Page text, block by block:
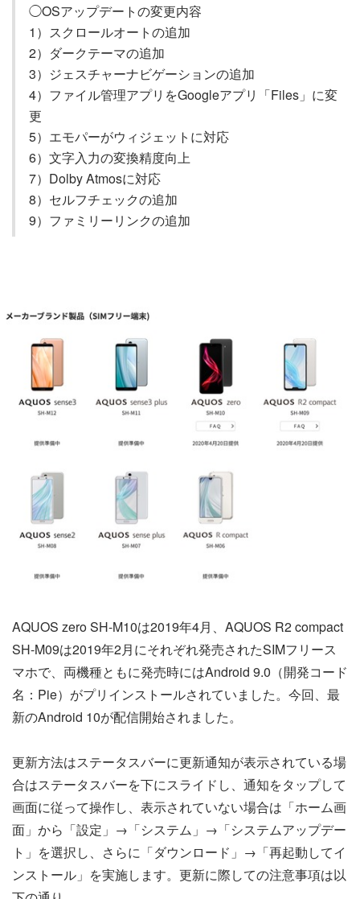
◯OSアップデートの変更内容
1）スクロールオートの追加
2）ダークテーマの追加
3）ジェスチャーナビゲーションの追加
4）ファイル管理アプリをGoogleアプリ「Files」に変
更
5）エモパーがウィジェットに対応
6）文字入力の変換精度向上
7）Dolby Atmosに対応
8）セルフチェックの追加
9）ファミリーリンクの追加
AQUOS zero SH-M10は2019年4月、AQUOS R2 compact
SH-M09は2019年2月にそれぞれ発売されたSIMフリース
マホで、両機種ともに発売時にはAndroid 9.0（開発コード
名：Pie）がプリインストールされていました。今回、最
新のAndroid 10が配信開始されました。
更新方法はステータスバーに更新通知が表示されている場
合はステータスバーを下にスライドし、通知をタップして
画面に従って操作し、表示されていない場合は「ホーム画
面」から「設定」→「システム」→「システムアップデー
ト」を選択し、さらに「ダウンロード」→「再起動してイ
ンストール」を実施します。更新に際しての注意事項は以